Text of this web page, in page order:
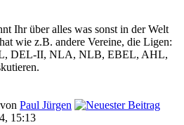
Ihr über alles was sonst in der Welt
wie z.B. andere Vereine, die Ligen:
DEL-II, NLA, NLB, EBEL, AHL,
von Paul Jürgen
15:13